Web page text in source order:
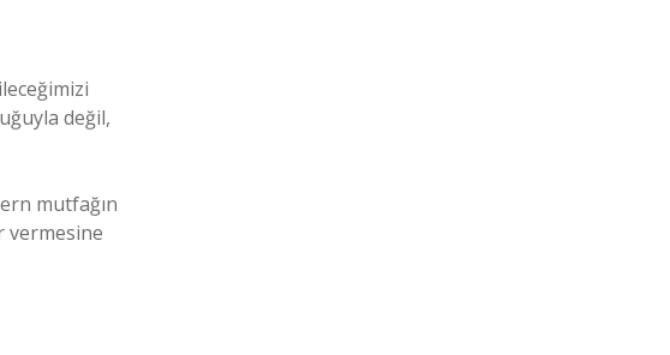
değil,
mutfağın
vermesine